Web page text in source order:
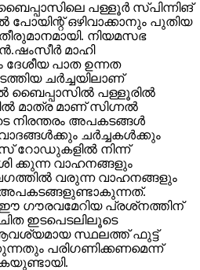
ബൈപ്പാസിലെ പള്ളൂർ സ്പിന്നിങ്
പോയിന്റ് ഒഴിവാക്കാനും പുതിയ
തീരുമാനമായി. നിയമസഭ
മാഹി
ദേശീയ പാത ഉന്നത
ചർച്ചയിലാണ്
ബൈപ്പാസിൽ പള്ളൂരിൽ
മാത്ര മാണ് സിഗ്നൽ
നിരന്തരം അപകടങ്ങൾ
ചർച്ചകൾക്കും
റോഡുകളിൽ നിന്ന്
ക്കുന്ന വാഹനങ്ങളും
വരുന്ന വാഹനങ്ങളും
അപകടങ്ങളുണ്ടാകുന്നത്.
ഗൗരവമേറിയ പ്രശ്‌നത്തിന്
ഇടപെടലിലൂടെ
സ്ഥലത്ത് ഫുട്ട്
പരിഗണിക്കണമെന്ന്